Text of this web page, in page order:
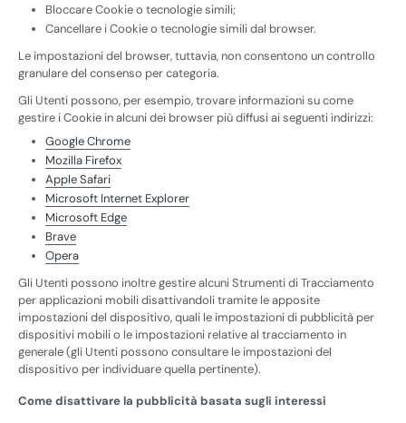
Bloccare Cookie o tecnologie simili;
Cancellare i Cookie o tecnologie simili dal browser.
Le impostazioni del browser, tuttavia, non consentono un controllo
granulare del consenso per categoria.
Gli Utenti possono, per esempio, trovare informazioni su come
gestire i Cookie in alcuni dei browser più diffusi ai seguenti indirizzi:
Google Chrome
Mozilla Firefox
Apple Safari
Microsoft Internet Explorer
Microsoft Edge
Brave
Opera
Gli Utenti possono inoltre gestire alcuni Strumenti di Tracciamento
per applicazioni mobili disattivandoli tramite le apposite
impostazioni del dispositivo, quali le impostazioni di pubblicità per
dispositivi mobili o le impostazioni relative al tracciamento in
generale (gli Utenti possono consultare le impostazioni del
dispositivo per individuare quella pertinente).
Come disattivare la pubblicità basata sugli interessi